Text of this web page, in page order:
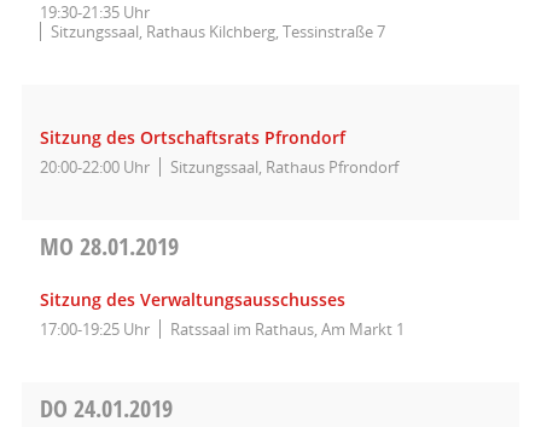
19:30-21:35 Uhr
Sitzungssaal, Rathaus Kilchberg, Tessinstraße 7
Sitzung des Ortschaftsrats Pfrondorf
20:00-22:00 Uhr Sitzungssaal, Rathaus Pfrondorf
MO 28.01.2019
Sitzung des Verwaltungsausschusses
17:00-19:25 Uhr Ratssaal im Rathaus, Am Markt 1
DO 24.01.2019